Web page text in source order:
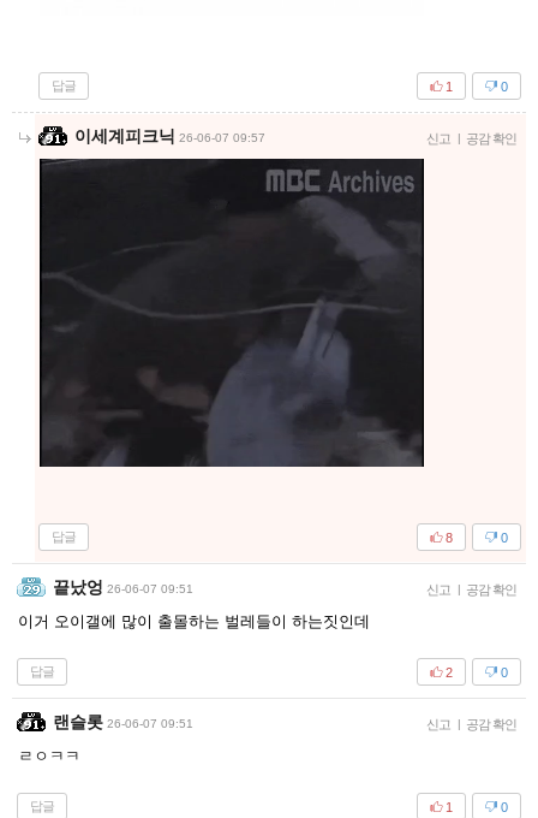
답글 0
1
이세계피크닉 26-06-07 09:57 신고 | 공감 확인
답글 0
8
끝났엉 26-06-07 09:51 신고 | 공감 확인
이거 오이갤에 많이 출몰하는 벌레들이 하는짓인데
답글 0
2
랜슬롯 26-06-07 09:51 신고 | 공감 확인
ㄹㅇㅋㅋ
답글 0
1